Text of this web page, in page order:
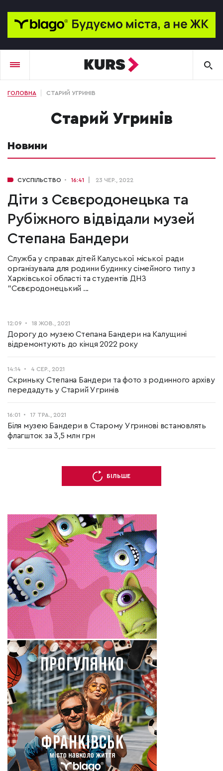
ГОЛОВНА СТАРИЙ УГРИНІВ
Старий Угринів
Новини
СУСПІЛЬСТВО 16:41 23 ЧЕР., 2022
Діти з Сєвєродонецька та
Рубіжного відвідали музей
Степана Бандери
Служба у справах дітей Калуської міської ради
організувала для родини будинку сімейного типу з
Харківської області та студентів ДНЗ
"Сєвєродонецький ...
12:09 18 ЖОВ., 2021
Дорогу до музею Степана Бандери на Калущині
відремонтують до кінця 2022 року
14:14 4 СЕР., 2021
Скриньку Степана Бандери та фото з родинного архіву
передадуть у Старий Угринів
16:01 17 ТРА., 2021
Біля музею Бандери в Старому Угринові встановлять
флагшток за 3,5 млн грн
БІЛЬШЕ